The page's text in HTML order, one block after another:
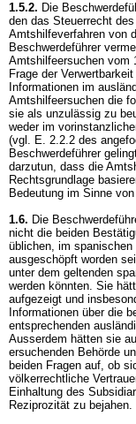
1.5.2. Die
den das Steuerrecht
Amtshilfeverfahren von
Beschwerdeführer
Amtshilfeersuchen vom
Frage der
Informationen im
Amtshilfeersuchen die
sie als unzulässig zu
weder im
(vgl. E. 2.2.2 des
Beschwerdeführer
darzutun, dass die
Rechtsgrundlage
Bedeutung im Sinne von
1.6. Die
nicht die beiden
üblichen, im spanischen
ausgeschöpft worden
unter dem geltenden
werden könnten. Sie
aufgezeigt und
Informationen über die
entsprechenden
Ausserdem hätten sie
ersuchenden Behörde
beiden Fragen auf, ob
völkerrechtliche
Einhaltung des
Reziprozität zu bejahen.